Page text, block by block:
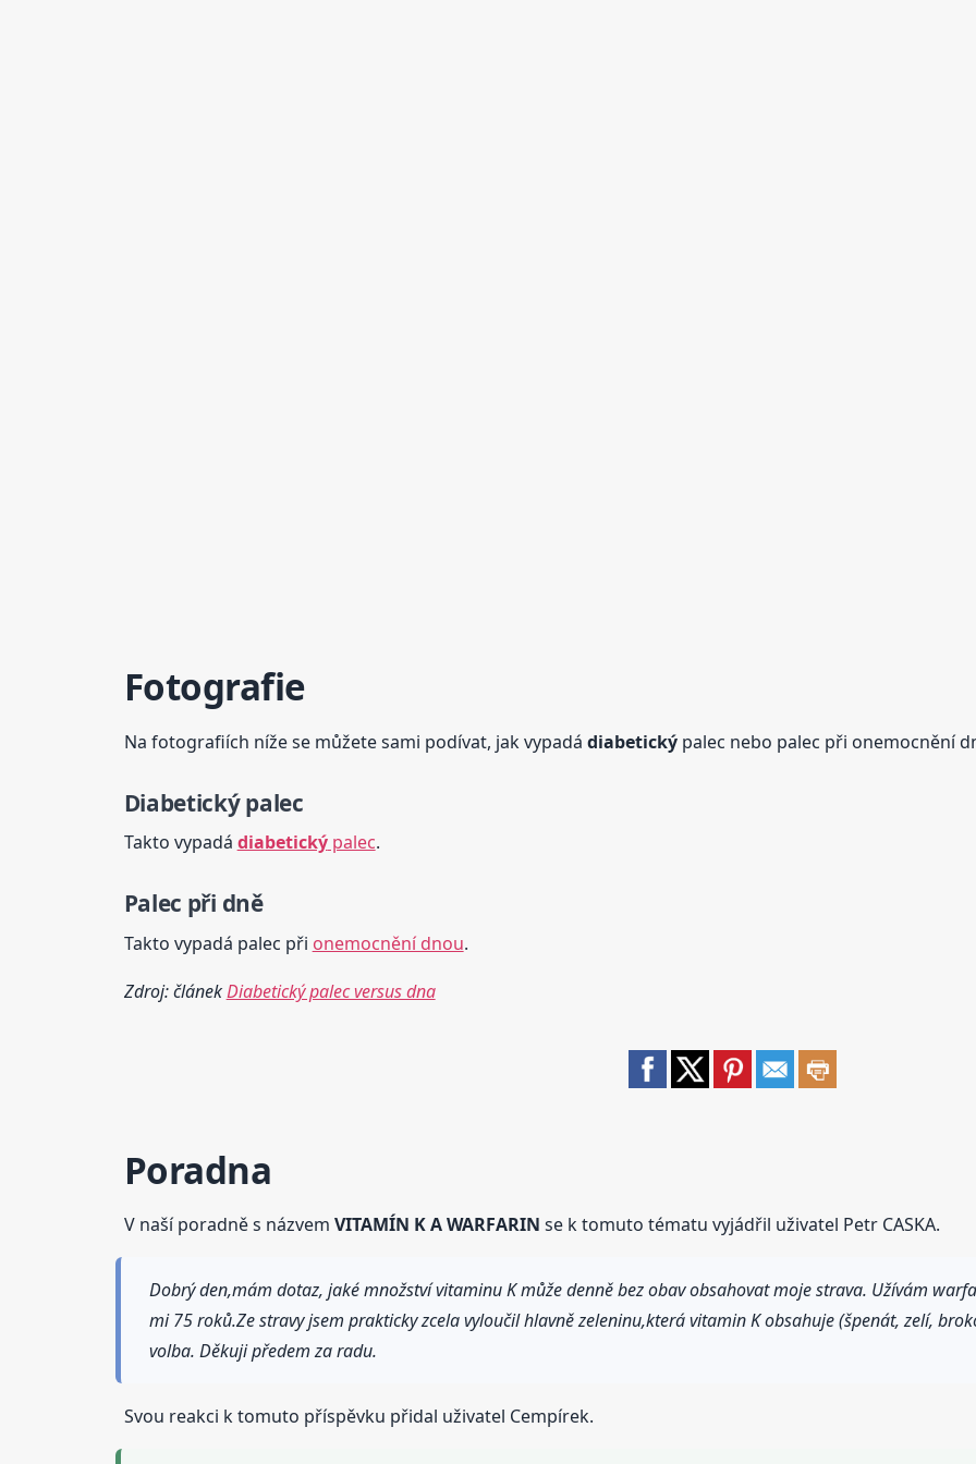
Fotografie
Na fotografiích níže se můžete sami podívat, jak vypadá diabetickýpalec nebo palec při onemocnění
Diabetickýpalec
Takto vypadá diabetickýpalec.
Palec při dně
Takto vypadá palec při onemocnění dnou.
Zdroj: článekDiabetický palec versus dna
Poradna
V naší poradně s názvem VITAMÍN K A WARFARIN se k tomuto tématu vyjádřil uživatel Petr CASKA.
Dobrý den,mám dotaz, jaké množství vitaminu K může denně bez obav obsahovat moje strava. Užívám
mi 75 roků.Ze stravy jsem prakticky zcela vyloučil hlavně zeleninu,která vitamin K obsahuje (špenát, zelí,
volba. Děkuji předem za radu.
Svou reakci k tomuto příspěvku přidal uživatel Cempírek.